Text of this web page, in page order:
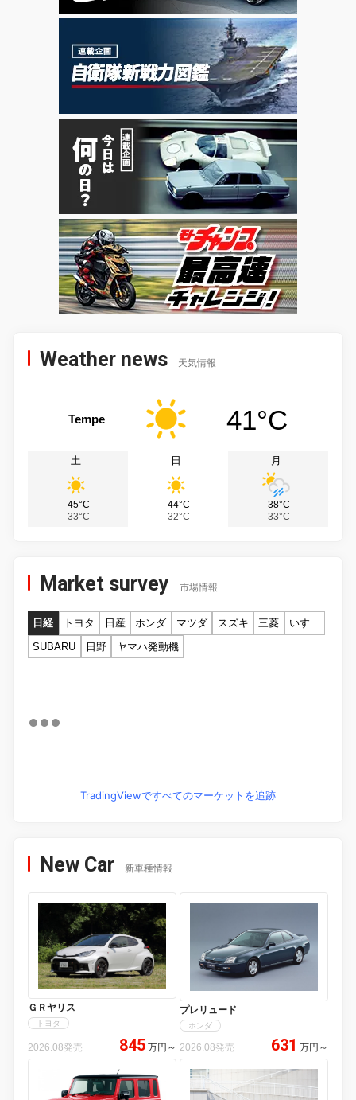
Weather news 天気情報
Tempe 41°C
土
45°C
33°C
日
44°C
32°C
月
38°C
33°C
Market survey 市場情報
日経 トヨタ 日産 ホンダ マツダ スズキ 三菱
いすゞ
SUBARU
日野 ヤマハ発動機
TradingViewですべてのマーケットを追跡
New Car 新車種情報
ＧＲヤリス
トヨタ
2026.08発売 845 万円 ～
プレリュード
ホンダ
2026.08発売 631 万円 ～